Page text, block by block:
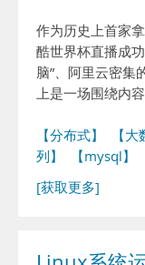
作为历史上首家
酷世界杯直播成
脑”、阿里云密集
上是一场围绕内
【分布式】 【大
列】
【mysql】
[获取更多]